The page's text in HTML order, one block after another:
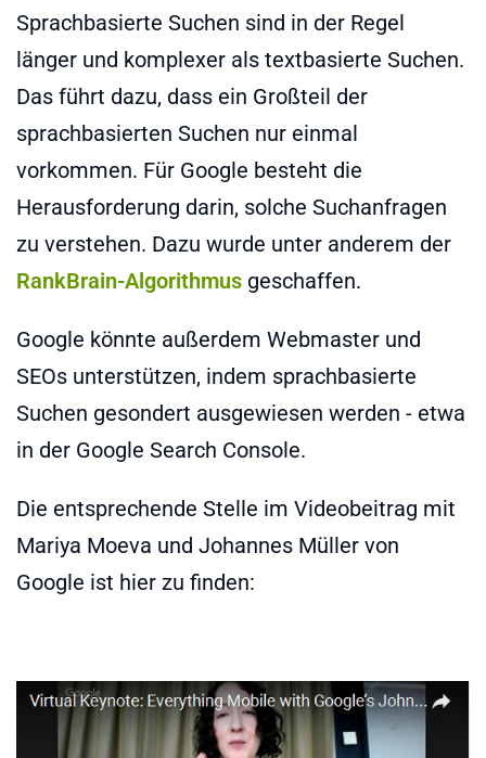
Sprachbasierte Suchen sind in der Regel
länger und komplexer als textbasierte Suchen.
Das führt dazu, dass ein Großteil der
sprachbasierten Suchen nur einmal
vorkommen. Für Google besteht die
Herausforderung darin, solche Suchanfragen
zu verstehen. Dazu wurde unter anderem der
RankBrain-Algorithmus geschaffen.
Google könnte außerdem Webmaster und
SEOs unterstützen, indem sprachbasierte
Suchen gesondert ausgewiesen werden - etwa
in der Google Search Console.
Die entsprechende Stelle im Videobeitrag mit
Mariya Moeva und Johannes Müller von
Google ist hier zu finden: